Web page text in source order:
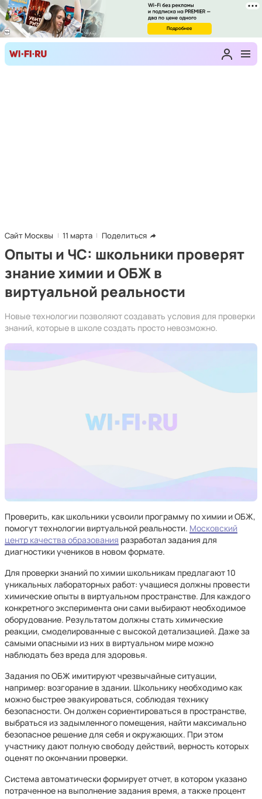
Сайт Москвы 11 марта Поделиться
Опыты и ЧС: школьники проверят
знание химии и ОБЖ в
виртуальной реальности
Новые технологии позволяют создавать условия для проверки
знаний, которые в школе создать просто невозможно.
Проверить, как школьники усвоили программу по химии и ОБЖ,
помогут технологии виртуальной реальности. Московский
центр качества образования разработал задания для
диагностики учеников в новом формате.
Для проверки знаний по химии школьникам предлагают 10
уникальных лабораторных работ: учащиеся должны провести
химические опыты в виртуальном пространстве. Для каждого
конкретного эксперимента они сами выбирают необходимое
оборудование. Результатом должны стать химические
реакции, смоделированные с высокой детализацией. Даже за
самыми опасными из них в виртуальном мире можно
наблюдать без вреда для здоровья.
Задания по ОБЖ имитируют чрезвычайные ситуации,
например: возгорание в здании. Школьнику необходимо как
можно быстрее эвакуироваться, соблюдая технику
безопасности. Он должен сориентироваться в пространстве,
выбраться из задымленного помещения, найти максимально
безопасное решение для себя и окружающих. При этом
участнику дают полную свободу действий, верность которых
оценят по окончании проверки.
Система автоматически формирует отчет, в котором указано
потраченное на выполнение задания время, а также процент